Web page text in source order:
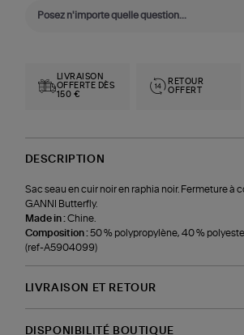
LIVRAISON
OFFERTE DÈS
150 €
RETOUR
OFFERT
DESCRIPTION
Sac seau en cuir noir en raphia noir. Fermeture à
GANNI Butterfly.
Made in :Chine.
Composition :50 % polypropylène, 40 %
(ref-A5904099)
LIVRAISON ET RETOUR
DISPONIBILITÉ BOUTIQUE